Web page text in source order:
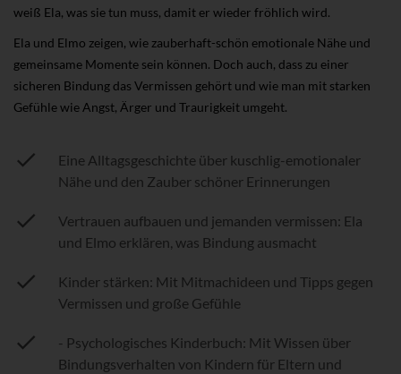
weiß Ela, was sie tun muss, damit er wieder fröhlich wird.
Ela und Elmo zeigen, wie zauberhaft-schön emotionale Nähe und
gemeinsame Momente sein können. Doch auch, dass zu einer
sicheren Bindung das Vermissen gehört und wie man mit starken
Gefühle wie Angst, Ärger und Traurigkeit umgeht.
Eine Alltagsgeschichte über kuschlig-emotionaler
Nähe und den Zauber schöner Erinnerungen
Vertrauen aufbauen und jemanden vermissen: Ela
und Elmo erklären, was Bindung ausmacht
Kinder stärken: Mit Mitmachideen und Tipps gegen
Vermissen und große Gefühle
- Psychologisches Kinderbuch: Mit Wissen über
Bindungsverhalten von Kindern für Eltern und